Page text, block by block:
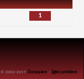
1
© 2002-2017 Duraspace -Zgłoś problem